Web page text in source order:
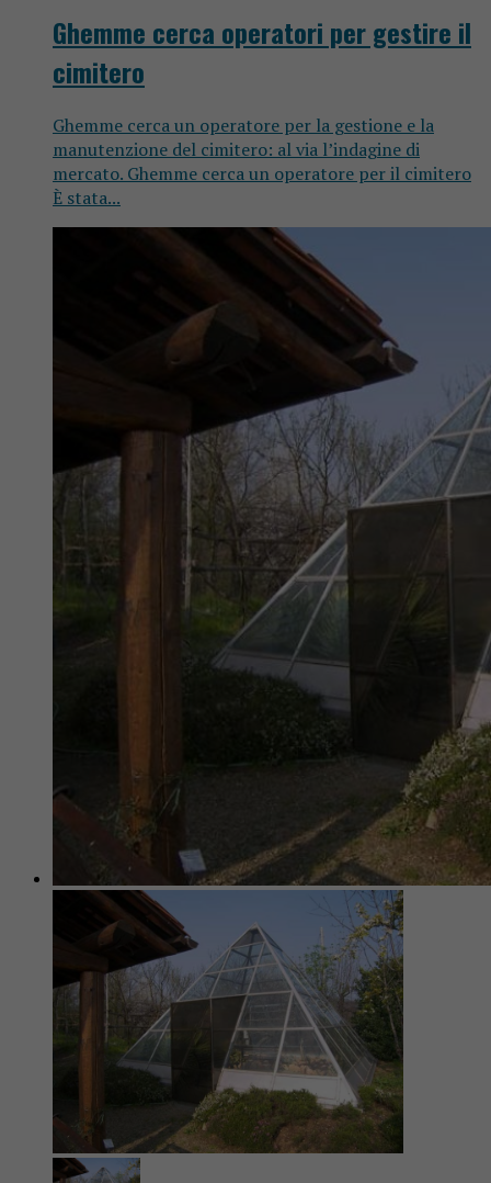
Ghemme cerca operatori per gestire il
cimitero
Ghemme cerca un operatore per la gestione e la
manutenzione del cimitero: al via l’indagine di
mercato. Ghemme cerca un operatore per il cimitero
È stata...